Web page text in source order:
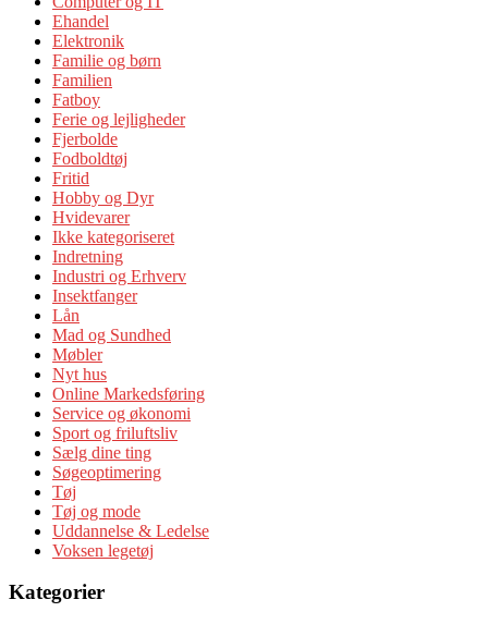
Ehandel
Elektronik
Familie og børn
Familien
Fatboy
Ferie og lejligheder
Fjerbolde
Fodboldtøj
Fritid
Hobby og Dyr
Hvidevarer
Ikke kategoriseret
Indretning
Industri og Erhverv
Insektfanger
Lån
Mad og Sundhed
Møbler
Nyt hus
Online Markedsføring
Service og økonomi
Sport og friluftsliv
Sælg dine ting
Søgeoptimering
Tøj
Tøj og mode
Uddannelse & Ledelse
Voksen legetøj
Kategorier